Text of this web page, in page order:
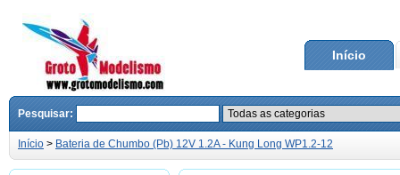
Início
Pesquisar:
Início > Bateria de Chumbo (Pb) 12V 1.2A - Kung Long WP1.2-12